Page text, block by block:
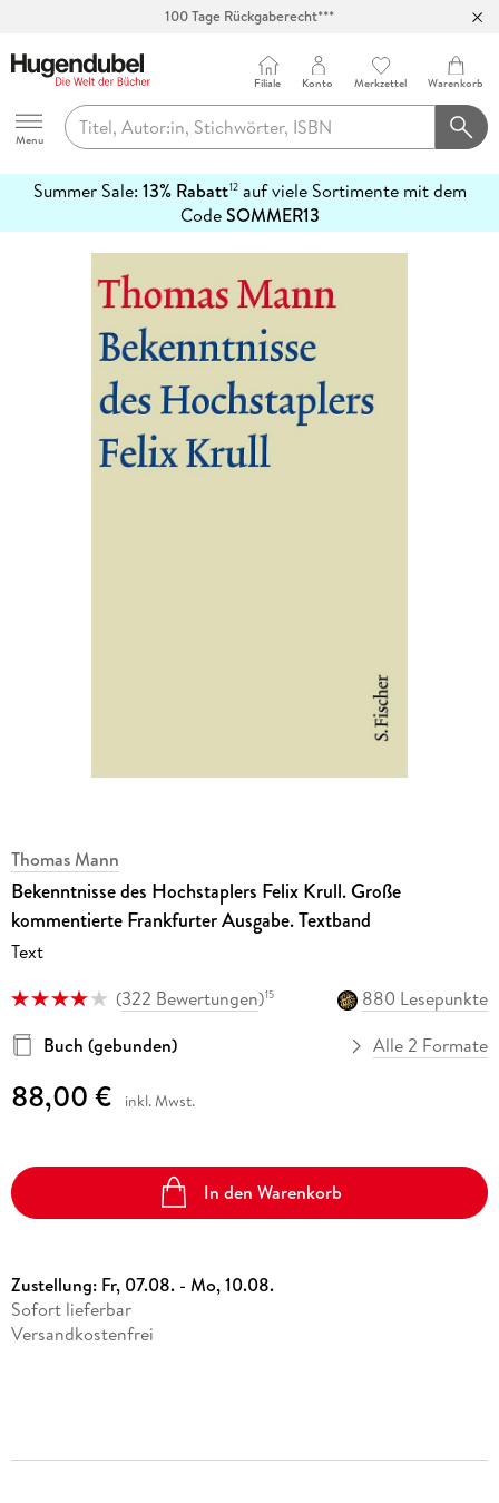
Hugendubel
Menu
Filiale Konto Merkzettel Warenkorb
Summer Sale: 13% Rabatt12auf viele Sortimente mit dem
CodeSOMMER13
erfahren
Thomas Mann
Bekenntnisse des Hochstaplers Felix Krull. Große
kommentierte Frankfurter Ausgabe. Textband
Text
(322 Bewertungen)15
880 Lesepunkte
Buch (gebunden)
Alle 2 Formate
88,00 € inkl. Mwst.
In den Warenkorb
Zustellung: Fr, 07.08. - Mo, 10.08.
Sofort lieferbar
Versandkostenfrei